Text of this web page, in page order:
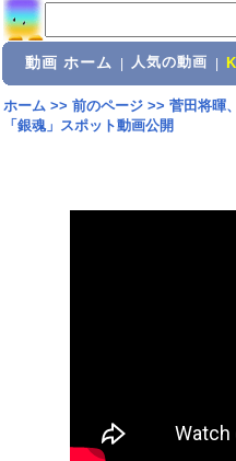
動画 ホーム 人気の動画
ホーム>> 前のページ>> 菅田将暉
「銀魂」スポット動画公開